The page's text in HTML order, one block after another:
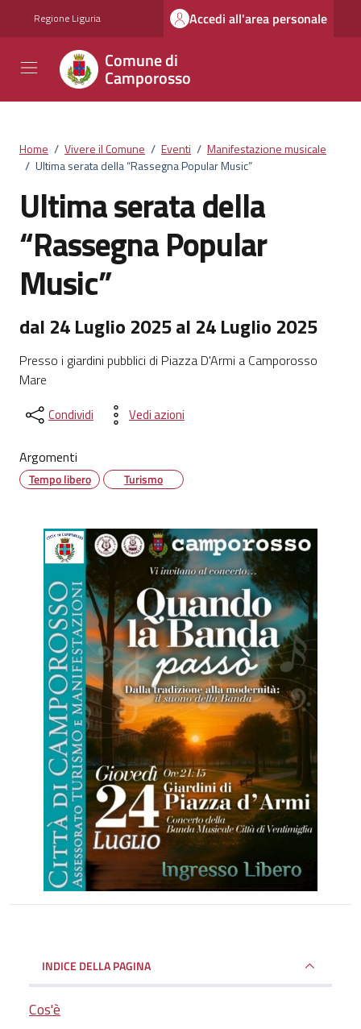
Regione Liguria Accedi all'area personale
Comune di
Camporosso
Home / Vivere il Comune / Eventi / Manifestazione musicale
/ Ultima serata della “Rassegna Popular Music”
Ultima serata della
“Rassegna Popular
Music”
dal 24 Luglio 2025 al 24 Luglio 2025
Presso i giardini pubblici di Piazza D'Armi a Camporosso
Mare
Condividi Vedi azioni
Argomenti
Tempo libero Turismo
INDICE DELLA PAGINA
Cos'è